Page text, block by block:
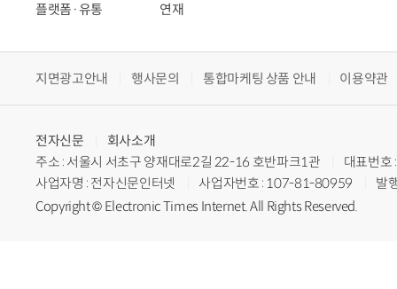
플랫폼·유통
연재
지면광고안내 행사문의 통합마케팅 상품 안내 이용약관
전자신문
회사소개
주소 : 서울시 서초구 양재대로2길 22-16 호반파크1관
대표번
사업자명 : 전자신문인터넷
사업자번호 : 107-81-80959
발
Copyright © Electronic Times Internet. All Rights Reserved.